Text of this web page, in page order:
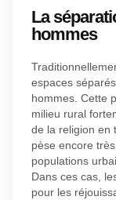
La
hommes
espaces
hommes. Cette
milieu rural
de la religion en
pèse encore
populations
Dans ces cas,
pour les